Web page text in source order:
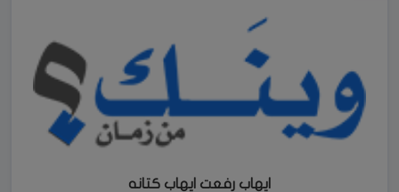
ايهاب رفعت ايهاب كتانه